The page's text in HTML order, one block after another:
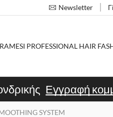
Newsletter
PROFESSIONAL HAIR
Εγγραφή
SYSTEM